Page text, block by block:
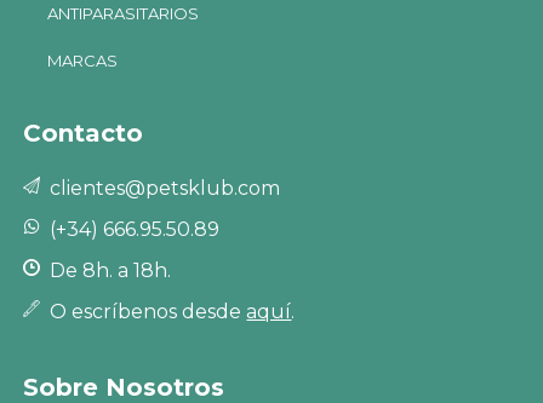
ANTIPARASITARIOS
MARCAS
Contacto
clientes@petsklub.com
(+34) 666.95.50.89
De 8h. a 18h.
O escríbenos desdeaquí.
Sobre Nosotros